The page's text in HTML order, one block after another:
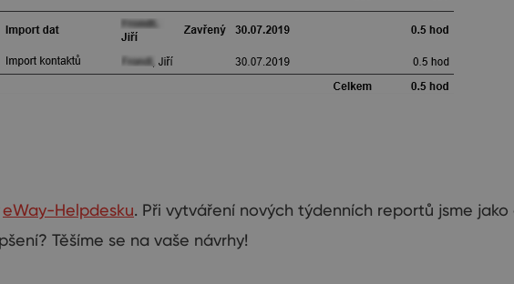
eWay-Helpdesku. Při vytváření nových týdenních reportů jsme jako
Těšíme se na vaše návrhy!